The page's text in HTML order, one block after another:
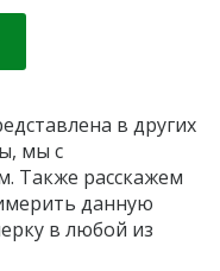
в других
мы с
Также расскажем
данную
в любой из